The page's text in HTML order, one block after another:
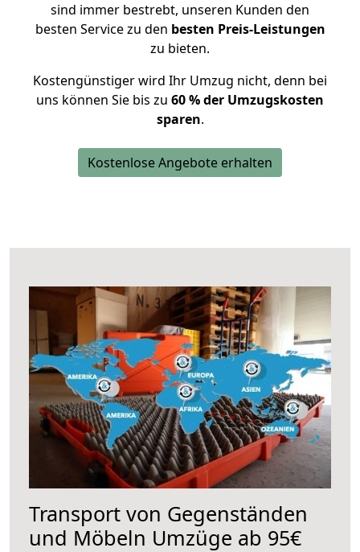
sind immer bestrebt, unseren Kunden den
besten Service zu den besten Preis-Leistungen
zu bieten.
Kostengünstiger wird Ihr Umzug nicht, denn bei
uns können Sie bis zu 60 % der Umzugskosten
sparen.
Kostenlose Angebote erhalten
Transport von Gegenständen
und Möbeln Umzüge ab 95€